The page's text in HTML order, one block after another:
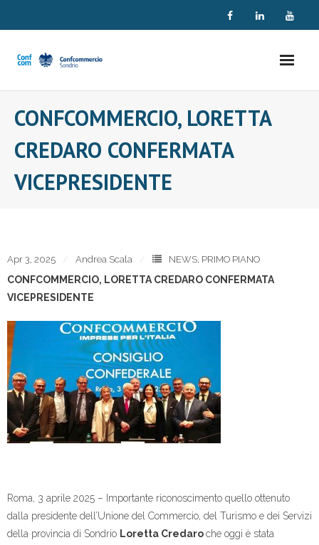
CONFCOMMERCIO, LORETTA
CREDARO CONFERMATA
VICEPRESIDENTE
Apr 3, 2025 Andrea Scala NEWS, PRIMO PIANO
CONFCOMMERCIO, LORETTA CREDARO CONFERMATA
VICEPRESIDENTE
Roma, 3 aprile 2025 – Importante riconoscimento quello ottenuto
dalla presidente dell’Unione del Commercio, del Turismo e dei Servizi
della provincia di Sondrio Loretta Credaroche oggi è stata